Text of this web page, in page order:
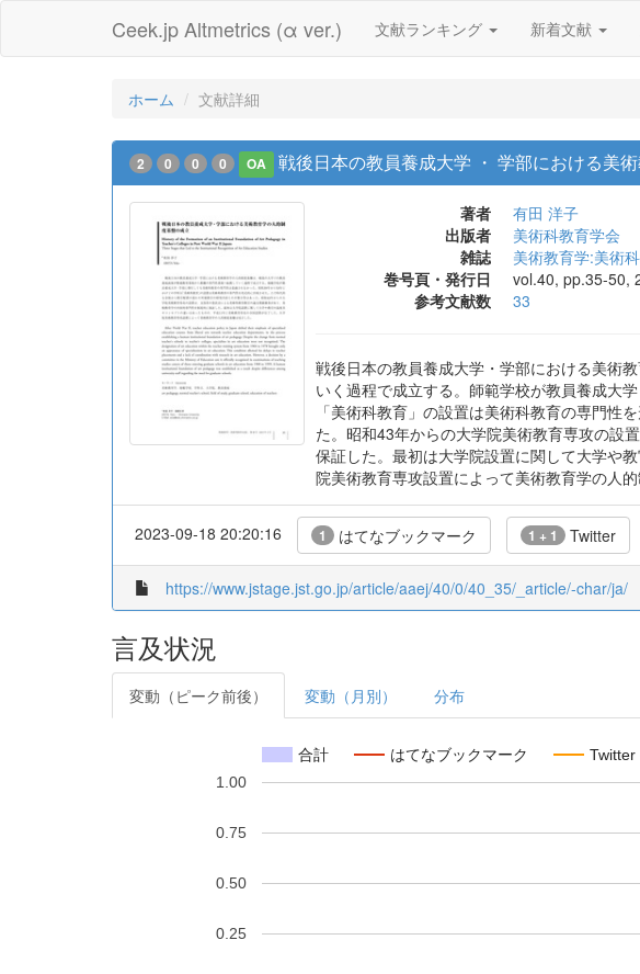
Ceek.jp Altmetrics (α ver.) 文献ランキング 新着文献
ホーム 文献詳細
2 0 0 0 OA 戦後日本の教員養成大学 ・ 学部における美
著者
有田 洋子
出版者
美術科教育学会
雑誌
美術教育学:美術
巻号頁・発行日
vol.40, pp.35-50,
参考文献数
33
戦後日本の教員養成大学・学部における美術
いく過程で成立する。師範学校が教員養成大
「美術科教育」の設置は美術科教育の専門性
た。昭和43年からの大学院美術教育専攻の設
保証した。最初は大学院設置に関して大学や
院美術教育専攻設置によって美術教育学の人的
2023-09-18 20:20:16 1 はてなブックマーク 1 + 1 Twitter
https://www.jstage.jst.go.jp/article/aaej/40/0/40_35/_article/-char/ja/
言及状況
変動（ピーク前後） 変動（月別） 分布
合計 はてなブックマーク Twitter
0.25
0.50
0.75
1.00